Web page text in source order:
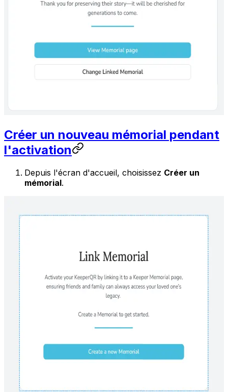
Créer un nouveau mémorial pendant
l'activation
Depuis l'écran d'accueil, choisissez Créer un
mémorial.